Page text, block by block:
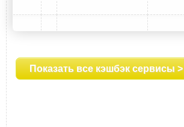
Показать все кэшбэк сервисы >